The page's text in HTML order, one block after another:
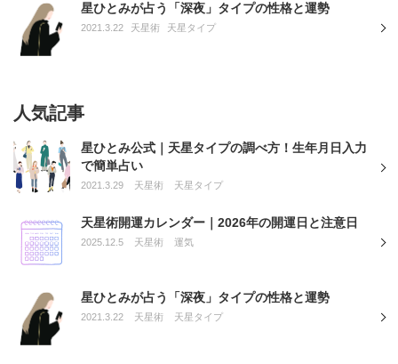
星ひとみが占う「深夜」タイプの性格と運勢
2021.3.22 天星術 天星タイプ
人気記事
星ひとみ公式｜天星タイプの調べ方！生年月日入力
で簡単占い
2021.3.29 天星術 天星タイプ
天星術開運カレンダー｜2026年の開運日と注意日
2025.12.5 天星術 運気
星ひとみが占う「深夜」タイプの性格と運勢
2021.3.22 天星術 天星タイプ